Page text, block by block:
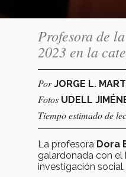
Profesora de
2023 en la
PorJORGE L.
Fotos UDELL
Tiempo estimado de
La profesora Dora
galardonada con el
investigación social.